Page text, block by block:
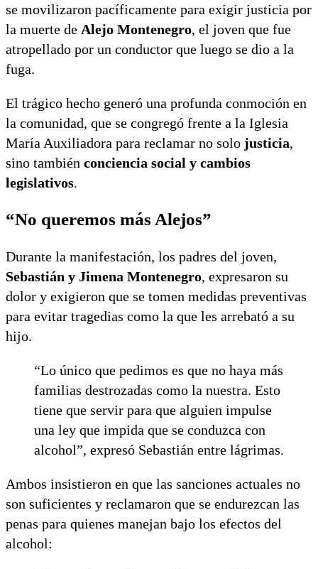
se movilizaron pacíficamente para exigir justicia por
la muerte de Alejo Montenegro, el joven que fue
atropellado por un conductor que luego se dio a la
fuga.
El trágico hecho generó una profunda conmoción en
la comunidad, que se congregó frente a la Iglesia
María Auxiliadora para reclamar no solo justicia,
sino también conciencia social y cambios
legislativos.
“No queremos más Alejos”
Durante la manifestación, los padres del joven,
Sebastián y Jimena Montenegro, expresaron su
dolor y exigieron que se tomen medidas preventivas
para evitar tragedias como la que les arrebató a su
hijo.
“Lo único que pedimos es que no haya más
familias destrozadas como la nuestra. Esto
tiene que servir para que alguien impulse
una ley que impida que se conduzca con
alcohol”, expresó Sebastián entre lágrimas.
Ambos insistieron en que las sanciones actuales no
son suficientes y reclamaron que se endurezcan las
penas para quienes manejan bajo los efectos del
alcohol: